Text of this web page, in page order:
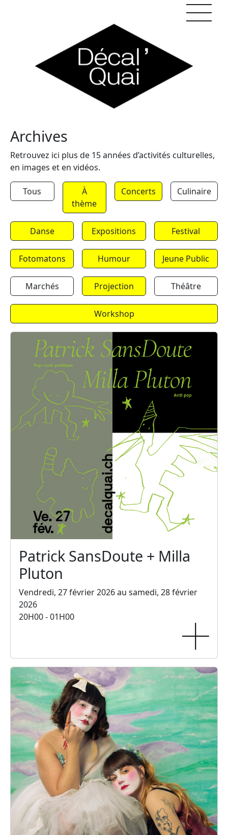
Archives
Retrouvez ici plus de 15 années d’activités culturelles,
en images et en vidéos.
Tous
À
thème
Concerts Culinaire
Danse Expositions Festival
Fotomatons Humour Jeune Public
Marchés Projection Théâtre
Workshop
Patrick SansDoute + Milla
Pluton
Vendredi, 27 février 2026 au samedi, 28 février
2026
20H00 - 01H00